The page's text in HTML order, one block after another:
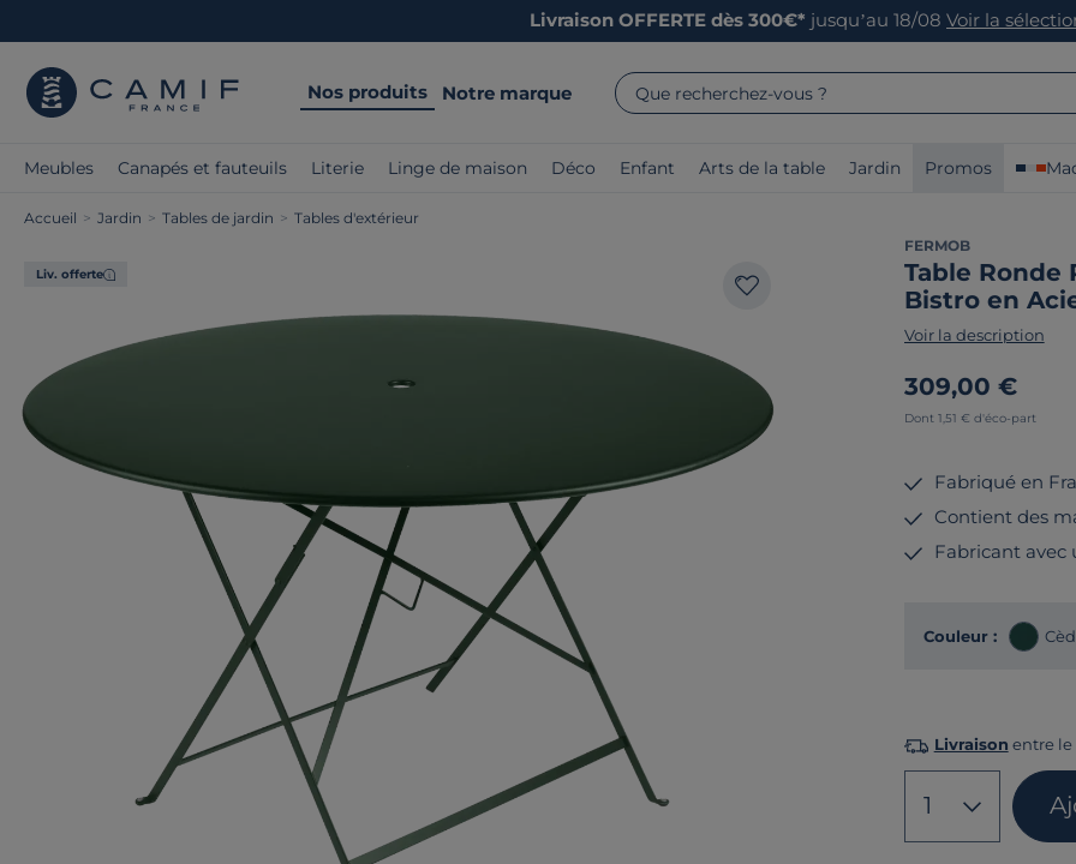
Livraison OFFERTE dès 300€* jusqu’au 18/08 Voir la
Nos produits Notre marque Que recherchez-vous ?
Meubles Canapés et fauteuils Literie Linge de maison Déco Enfant Arts de la table Jardin Promos
Accueil > Jardin > Tables de jardin > Tables d'extérieur
Liv. offerte
FERMOB
Table Ronde
Bistro en
Voir la description
309,00 €
Dont 1,51 € d'éco-part
Fabriqué en
Contient des
Fabricant avec
Couleur :
Livraison entre le
1